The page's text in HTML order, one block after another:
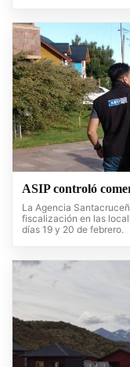
ASIP controló
La Agencia
fiscalización en las
días 19 y 20 de febrero.